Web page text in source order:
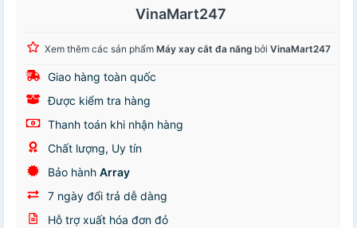
VinaMart247
Xem thêm các sản phẩm Máy xay cắt đa năng bởi VinaMart247
Giao hàng toàn quốc
Được kiểm tra hàng
Thanh toán khi nhận hàng
Chất lượng, Uy tín
Bảo hành Array
7 ngày đổi trả dễ dàng
Hỗ trợ xuất hóa đơn đỏ